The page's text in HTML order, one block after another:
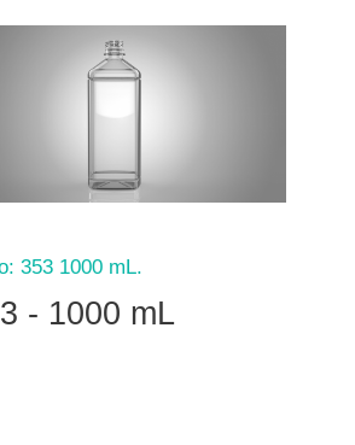
353 1000 mL.
- 1000 mL